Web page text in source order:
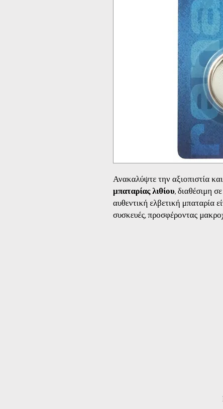
Ανακαλύψτε την αξιοπιστία
μπαταρίας λιθίου, διαθέσιμη
αυθεντική ελβετική μπαταρία
συσκευές, προσφέροντας